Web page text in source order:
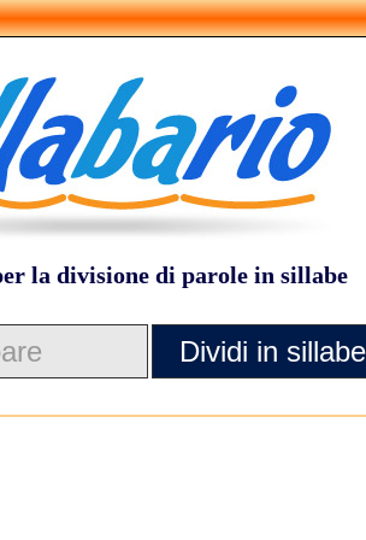
la divisione di parole in sillabe